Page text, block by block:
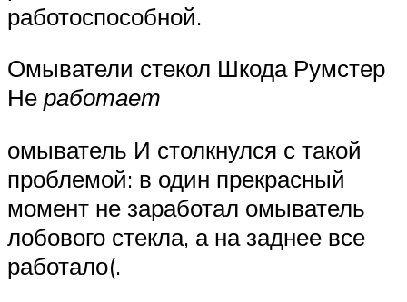
работоспособной.
Омыватели стекол Шкода Румстер
Не работает
омыватель И столкнулся с такой
проблемой: в один прекрасный
момент не заработал омыватель
лобового стекла, а на заднее все
работало(.